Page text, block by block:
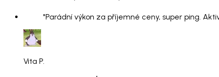
"Parádní výkon za příjemné ceny, super ping.
Vita P.